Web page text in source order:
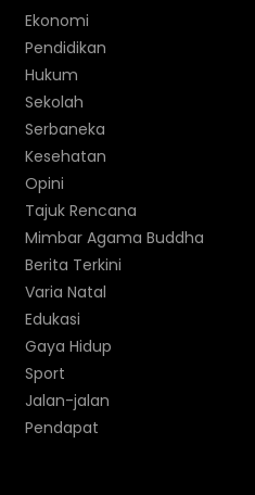
Ekonomi
Pendidikan
Hukum
Sekolah
Serbaneka
Kesehatan
Opini
Tajuk Rencana
Mimbar Agama Buddha
Berita Terkini
Varia Natal
Edukasi
Gaya Hidup
Sport
Jalan-jalan
Pendapat